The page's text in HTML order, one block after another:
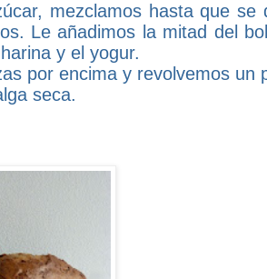
mezclamos hasta que se
Le añadimos la mitad del
y el yogur.
por encima y revolvemos un
seca.